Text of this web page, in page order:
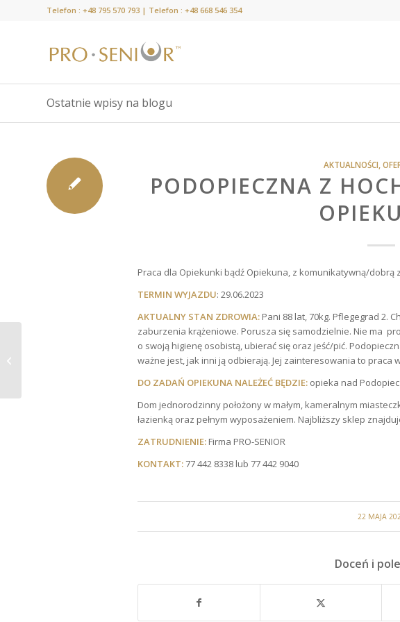
Telefon : +48 795 570 793 | Telefon : +48 668 546 354
Ostatnie wpisy na blogu
AKTUALNOŚCI
PODOPIECZNA Z
Praca dla Opiekunki bądź Opiekuna, z komunikatywną/dobrą
TERMIN WYJAZDU: 29.06.2023
AKTUALNY STAN ZDROWIA: Pani 88 lat, 70kg. Pflegegrad 2.
zaburzenia krążeniowe. Porusza się samodzielnie. Nie ma
o swoją higienę osobistą, ubierać się oraz jeść/pić.
ważne jest, jak inni ją odbierają. Jej zainteresowania to praca
DO ZADAŃ OPIEKUNA NALEŻEĆ BĘDZIE: opieka nad
Dom jednorodzinny położony w małym, kameralnym
łazienką oraz pełnym wyposażeniem. Najbliższy sklep
ZATRUDNIENIE: Firma PRO-SENIOR
KONTAKT:77 442 8338 lub 77 442 9040
22 MAJA
Doceń i